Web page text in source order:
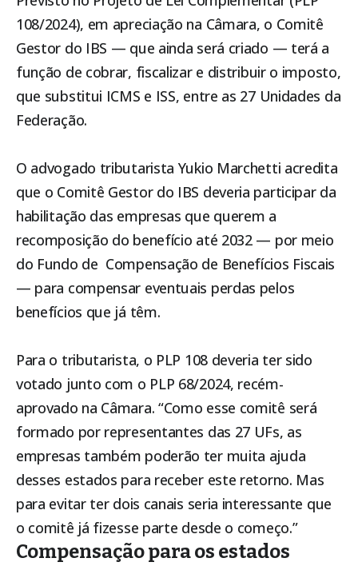
108/2024), em apreciação na Câmara, o Comitê
Gestor do IBS — que ainda será criado — terá a
função de cobrar, fiscalizar e distribuir o imposto,
que substitui ICMS e ISS, entre as 27 Unidades da
Federação.
O advogado tributarista Yukio Marchetti acredita
que o Comitê Gestor do IBS deveria participar da
habilitação das empresas que querem a
recomposição do benefício até 2032 — por meio
do Fundo de Compensação de Benefícios Fiscais
— para compensar eventuais perdas pelos
benefícios que já têm.
Para o tributarista, o PLP 108 deveria ter sido
votado junto com o PLP 68/2024, recém-
aprovado na Câmara. “Como esse comitê será
formado por representantes das 27 UFs, as
empresas também poderão ter muita ajuda
desses estados para receber este retorno. Mas
para evitar ter dois canais seria interessante que
o comitê já fizesse parte desde o começo.”
Compensação para os estados